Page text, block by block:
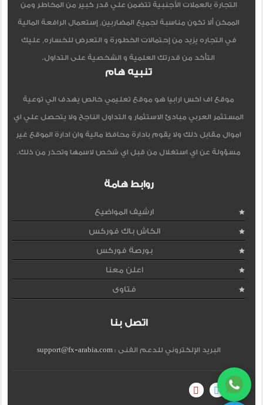
التجارة بالعملات الأجنبية تتضمن علي قدر كبير من المخاطر ومن
الممكن ألا تكون مناسبة لجميع المضاربين, إستعمال الرافعة المالية
في التجاره يزيد من إحتمالات الخطورة و التعرض للخساره, عليك
التأكد من قدرتك العلمية و الشخصية على التداول.
تنبيه هام
موقع اف اكس ارابيا هو موقع تعليمي خالص يهدف الي توعية
المستثمر العربي مبادئ الاستثمار و التداول الناجح ولا يتحصل علي اي
اموال مقابل ذلك ولا يقوم بادارة محافظ مالية وان ادارة الموقع غير
مسؤولة عن اي استغلال من قبل اي شخص لاسمها وتحذر من ذلك.
روابط هامة
ارشيف المواضيع
الكاش باك فوركس
بورصة فوركس
اعلن معنا
فتاوى
اتصل بنا
البريد الإلكتروني للدعم الفنى :support@fx-arabia.com